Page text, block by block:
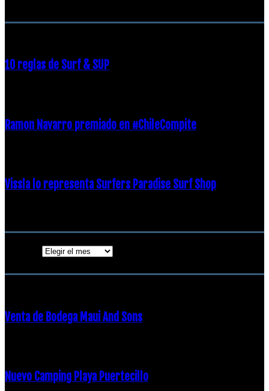
10 reglas de Surf & SUP
Ramon Navarro premiado en #ChileCompite
Vissla lo representa Surfers Paradise Surf Shop
Venta de Bodega Maui And Sons
Nuevo Camping Playa Puertecillo